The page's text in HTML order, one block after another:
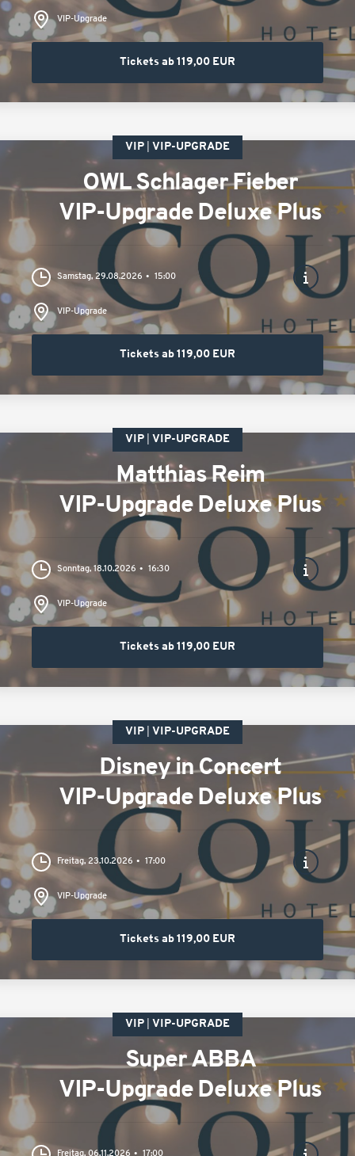
VIP-Upgrade
Tickets ab 119,00 EUR
VIP VIP-UPGRADE
OWL Schlager Fieber
VIP-Upgrade Deluxe Plus
Samstag, 29.08.2026 15:00
VIP-Upgrade
Tickets ab 119,00 EUR
VIP VIP-UPGRADE
Matthias Reim
VIP-Upgrade Deluxe Plus
Sonntag, 18.10.2026 16:30
VIP-Upgrade
Tickets ab 119,00 EUR
VIP VIP-UPGRADE
Disney in Concert
VIP-Upgrade Deluxe Plus
Freitag, 23.10.2026 17:00
VIP-Upgrade
Tickets ab 119,00 EUR
VIP VIP-UPGRADE
Super ABBA
VIP-Upgrade Deluxe Plus
Freitag, 06.11.2026 17:00